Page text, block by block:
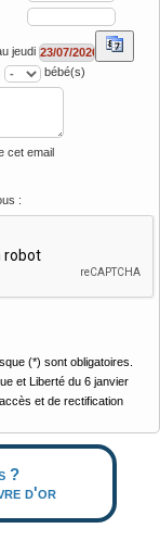
jeudi
bébé(s)
cet email
:
(*) sont obligatoires.
et Liberté du 6 janvier
et de rectification
?
d'or